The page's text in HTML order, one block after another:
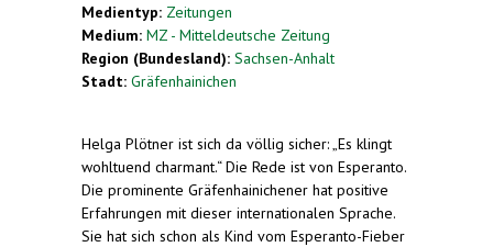
Medientyp: Zeitungen
Medium: MZ - Mitteldeutsche Zeitung
Region (Bundesland): Sachsen-Anhalt
Stadt: Gräfenhainichen
Helga Plötner ist sich da völlig sicher: „Es klingt
wohltuend charmant.“ Die Rede ist von Esperanto.
Die prominente Gräfenhainichener hat positive
Erfahrungen mit dieser internationalen Sprache.
Sie hat sich schon als Kind vom Esperanto-Fieber